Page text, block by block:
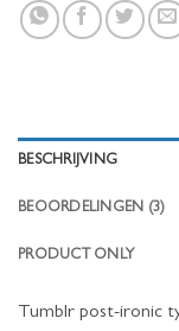
BESCHRIJVING
BEOORDELINGEN (3)
PRODUCT ONLY
Tumblr post-ironic